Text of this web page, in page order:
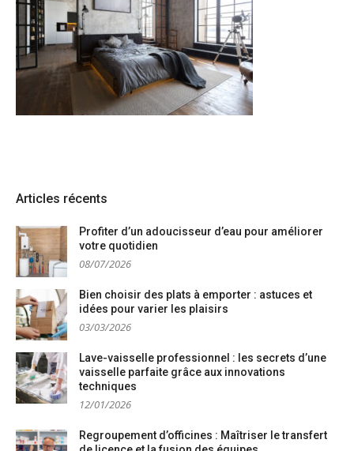
Articles récents
Profiter d’un adoucisseur d’eau pour améliorer
votre quotidien
08/07/2026
Bien choisir des plats à emporter : astuces et
idées pour varier les plaisirs
03/03/2026
Lave-vaisselle professionnel : les secrets d’une
vaisselle parfaite grâce aux innovations
techniques
12/01/2026
Regroupement d’officines : Maîtriser le transfert